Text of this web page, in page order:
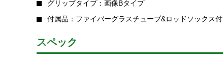
グリップタイプ：画像Bタイプ
付属品：ファイバーグラスチューブ&ロッドソックス付
スペック